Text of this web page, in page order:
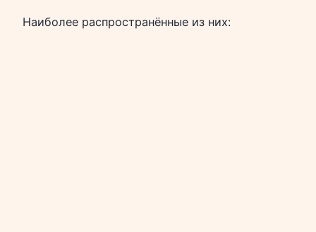
Наиболее распространённые из них: